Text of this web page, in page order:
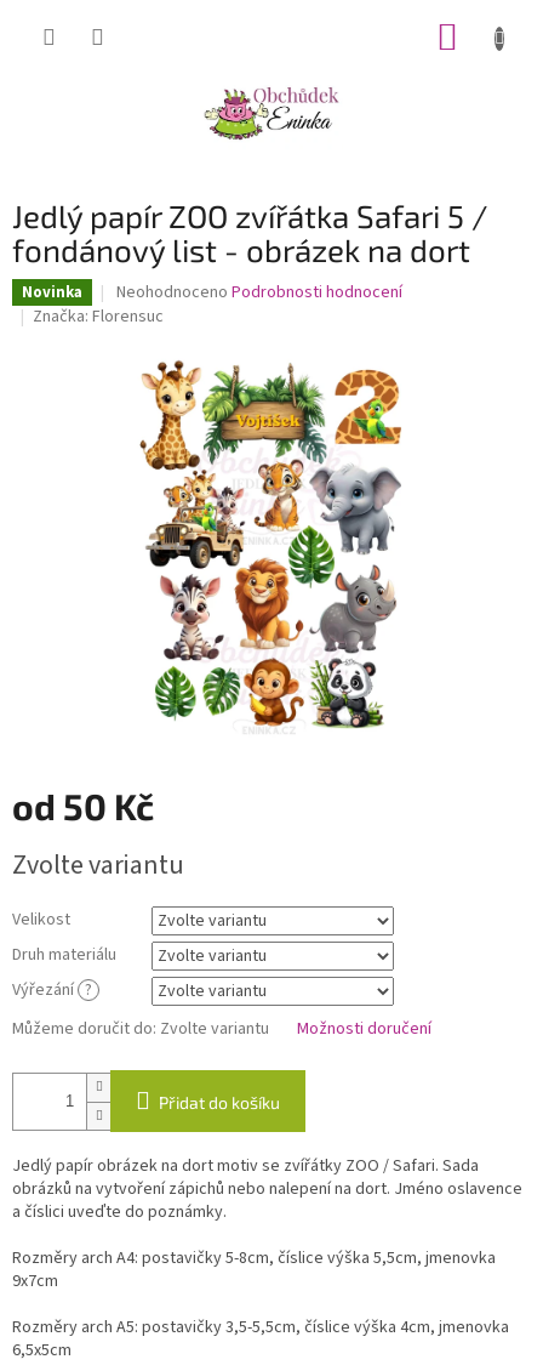
Jedlý papír ZOO zvířátka Safari 5 /
fondánový list - obrázek na dort
Novinka
Průměrné
hodnocení
hvězdiček.
Neohodnoceno Podrobnosti hodnocení
Značka: Florensuc
od 50 Kč
cena:
Zvolte variantu
Velikost
Druh materiálu
Výřezání ?
Můžeme doručit do: Zvolte variantu Možnosti doručení
Přidat do košíku
Jedlý papír obrázek na dort motiv se zvířátky ZOO / Safari. Sada
obrázků na vytvoření zápichů nebo nalepení na dort. Jméno oslavence
a číslici uveďte do poznámky.
Rozměry arch A4: postavičky 5-8cm, číslice výška 5,5cm, jmenovka
9x7cm
Rozměry arch A5: postavičky 3,5-5,5cm, číslice výška 4cm, jmenovka
6,5x5cm